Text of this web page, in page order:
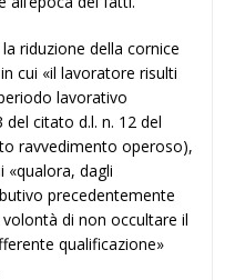
riduzione della cornice
cui «il lavoratore risulti
lavorativo
del citato d.l. n. 12 del
ravvedimento operoso),
«qualora, dagli
precedentemente
di non occultare il
qualificazione»